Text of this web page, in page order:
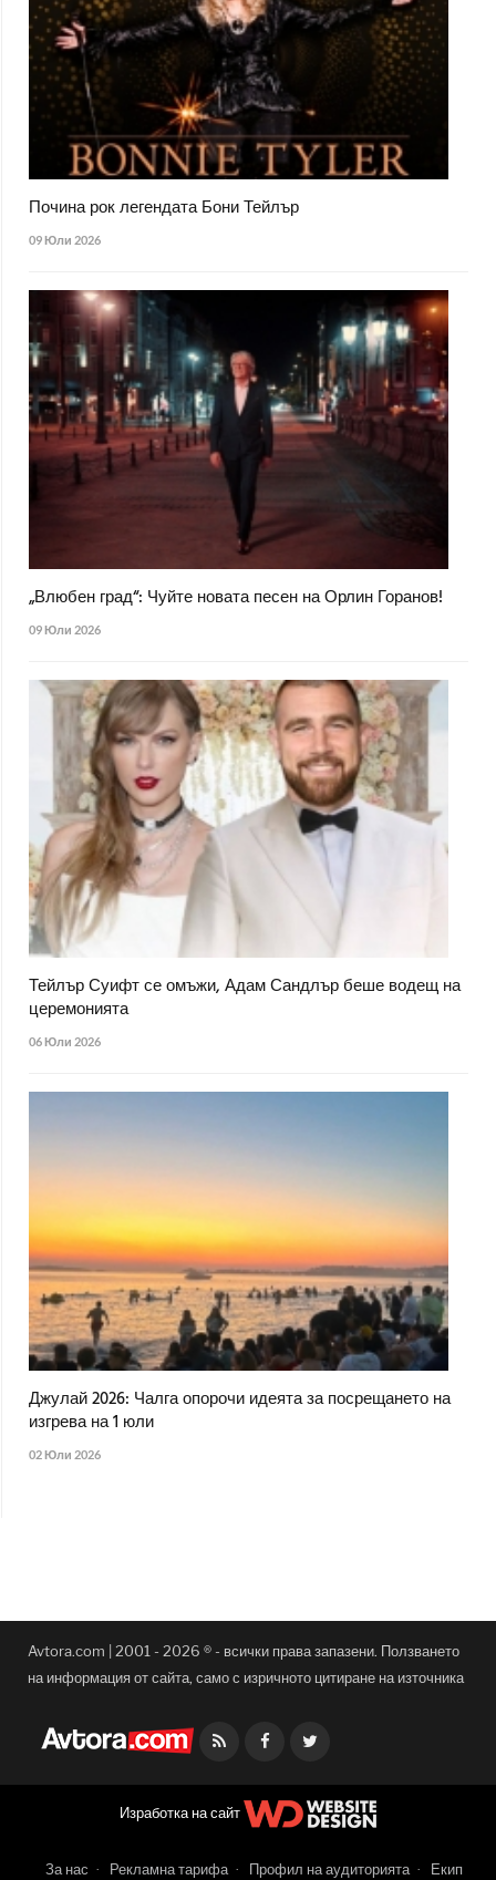
Почина рок легендата Бони Тейлър
09 Юли 2026
„Влюбен град“: Чуйте новата песен на Орлин Горанов!
09 Юли 2026
Тейлър Суифт се омъжи, Адам Сандлър беше водещ на
церемонията
06 Юли 2026
Джулай 2026: Чалга опорочи идеята за посрещането на
изгрева на 1 юли
02 Юли 2026
Avtora.com | 2001 - 2026 ® - всички права запазени. Ползването
на информация от сайта, само с изричното цитиране на източника
Facebook
Изработка на сайт
За нас Рекламна тарифа Профил на аудиторията Екип